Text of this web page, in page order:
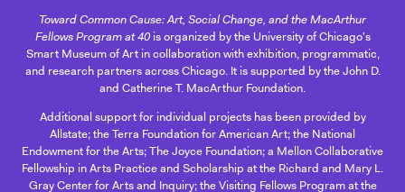
Toward Common Cause: Art, Social Change, and the MacArthur
Fellows Program at 40is organized by the University of Chicago's
Smart Museum of Art in collaboration with exhibition, programmatic,
and research partners across Chicago. It is supported by the John D.
and Catherine T. MacArthur Foundation.
Additional support for individual projects has been provided by
Allstate; the Terra Foundation for American Art; the National
Endowment for the Arts; The Joyce Foundation; a Mellon Collaborative
Fellowship in Arts Practice and Scholarship at the Richard and Mary L.
Gray Center for Arts and Inquiry; the Visiting Fellows Program at the